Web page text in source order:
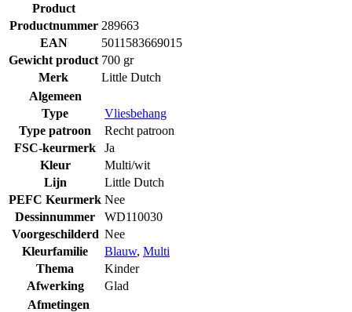
Product
Productnummer 289663
EAN
5011583669015
Gewicht product 700 gr
Merk
Little Dutch
Algemeen
Type
Vliesbehang
Type patroon
Recht patroon
FSC-keurmerk
Ja
Kleur
Multi/wit
Lijn
Little Dutch
PEFC Keurmerk Nee
Dessinnummer
WD110030
Voorgeschilderd Nee
Kleurfamilie
Blauw, Multi
Thema
Kinder
Afwerking
Glad
Afmetingen